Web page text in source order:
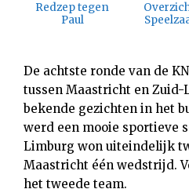
Redzep tegen
Paul
De achtste ronde van de
tussen Maastricht en
bekende gezichten in het
werd een mooie sportieve
Limburg won uiteindelijk
Maastricht één wedstrijd.
het tweede team.